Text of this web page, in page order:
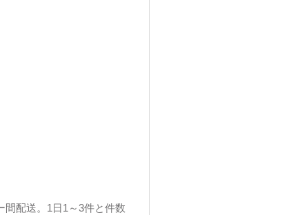
配送。1日1～3件と件数